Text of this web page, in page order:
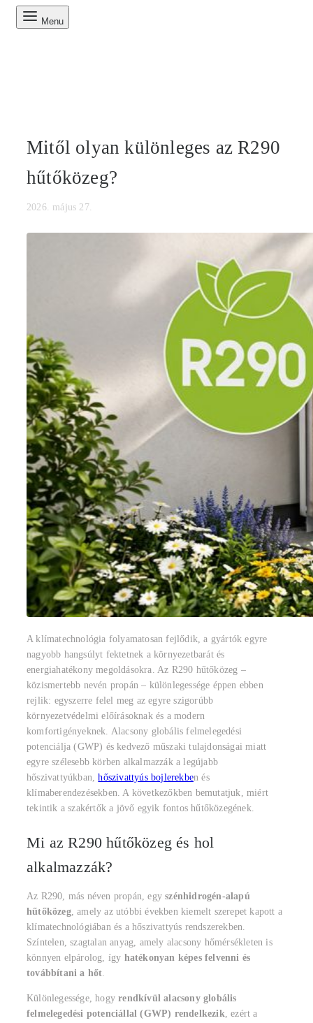
Menu
Mitől olyan különleges az R290
hűtőközeg?
2026. május 27.
A klímatechnológia folyamatosan fejlődik, a gyártók egyre
nagyobb hangsúlyt fektetnek a környezetbarát és
energiahatékony megoldásokra. Az R290 hűtőközeg –
közismertebb nevén propán – különlegessége éppen ebben
rejlik: egyszerre felel meg az egyre szigorúbb
környezetvédelmi előírásoknak és a modern
komfortigényeknek. Alacsony globális felmelegedési
potenciálja (GWP) és kedvező műszaki tulajdonságai miatt
egyre szélesebb körben alkalmazzák a legújabb
hőszivattyúkban,hőszivattyús bojlerekben és
klímaberendezésekben. A következőkben bemutatjuk, miért
tekintik a szakértők a jövő egyik fontos hűtőközegének.
Mi az R290 hűtőközeg és hol
alkalmazzák?
Az R290, más néven propán, egyszénhidrogén-alapú
hűtőközeg, amely az utóbbi években kiemelt szerepet kapott a
klímatechnológiában és a hőszivattyús rendszerekben.
Színtelen, szagtalan anyag, amely alacsony hőmérsékleten is
könnyen elpárolog, így hatékonyan képes felvenni és
továbbítani a hőt.
Különlegessége, hogyrendkívül alacsony globális
felmelegedési potenciállal (GWP) rendelkezik, ezért a